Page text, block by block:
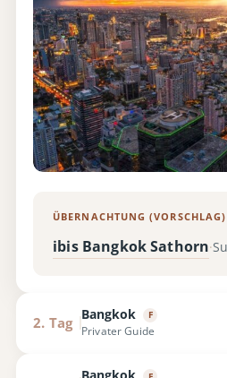
ÜBERNACHTUNG (VORSCHLAG)
ibis Bangkok Sathorn·
2. Tag
Bangkok F
Privater Guide